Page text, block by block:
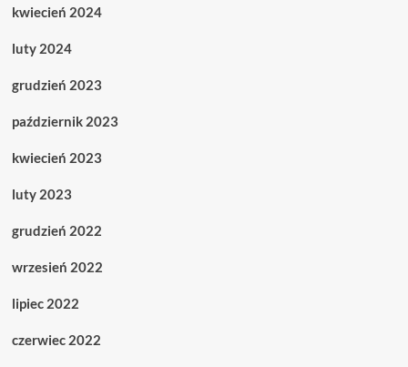
kwiecień 2024
luty 2024
grudzień 2023
październik 2023
kwiecień 2023
luty 2023
grudzień 2022
wrzesień 2022
lipiec 2022
czerwiec 2022